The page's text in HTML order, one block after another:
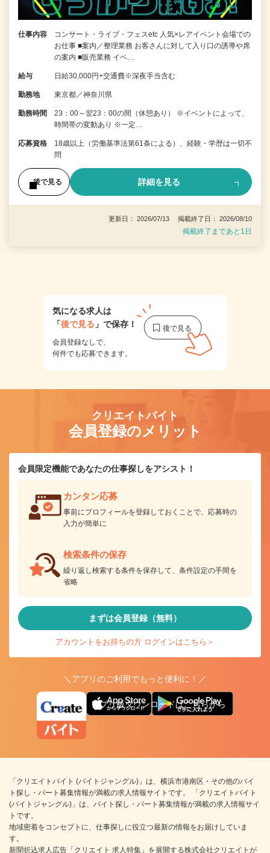
仕事内容
コンサート・ライブ・フェスetc 人気×レアイベント会場での
お仕事 ■案内／整理業務 お客さんに対して入り口の誘導や席
の案内 ■販売業務 イベ…
給与 日給30,000円+交通費※深夜手当含む
勤務地 東京都／神奈川県
勤務時間
23：00～翌23：00の間（休憩あり） ※イベントによって、
時間帯の変動あり ※一定…
応募資格
18歳以上（労働基準法第61条による）、経験・学歴は一切不
問
後で見る 詳細を見る
更新日： 2026/07/13 掲載終了日： 2026/08/10
掲載終了まであと1日
1
気になる求人は
「後で見る 」で保存！
会員登録なしで、
何件でも応募できます。
クリエイトバイト
会員登録のメリット
会員限定機能であなたの仕事探しをアシスト！
カンタン応募
事前にプロフィールを登録しておくことで、応募時の
入力が簡単に
検索条件の保存
繰り返し検索する条件を保存して、条件設定の手間を
省略
まずは会員登録（無料）
アカウントをお持ちの方 ログインはこちら＞
＼アプリのご利用でもっと便利に！／
アプリ版ダウンロードはこちらから
「クリエイトバイト (バイトジャングル)」は、横浜市港南区・その他のバイ
ト探し・パート募集情報が満載の求人情報サイトです。 「クリエイトバイト
(バイトジャングル)」は、バイト探し・パート募集情報が満載の求人情報サイ
トです。
地域密着をコンセプトに、仕事探しに役立つ最新の情報をお届けしていま
す。
新聞折込求人広告「クリエイト 求人特集」を展開する株式会社クリエイトが